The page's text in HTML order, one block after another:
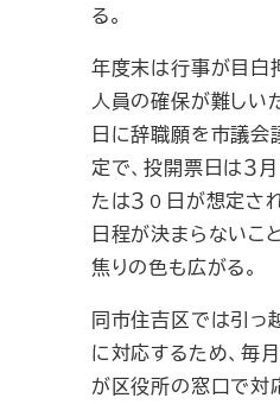
る。
年度末は行事が目白
人員の確保が難しい
日に辞職願を市議会
定で、投開票日は３月
たは３０日が想定さ
日程が決まらないこ
焦りの色も広がる。
同市住吉区では引っ
に対応するため、毎
が区役所の窓口で対